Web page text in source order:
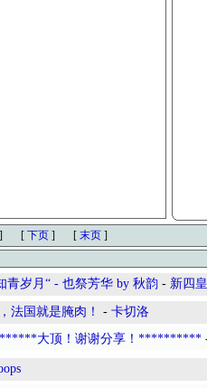
] [ 下页 ] [ 末页 ]
青岁月“ - 也祭芳华 by 秋韵 - 新四
法国就是腌肉！ - 卡切洛
大顶！谢谢分享！**********